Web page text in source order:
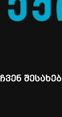
ჩვენ შესახებ